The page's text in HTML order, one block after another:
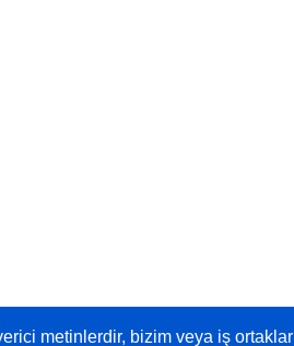
metinlerdir, bizim veya iş